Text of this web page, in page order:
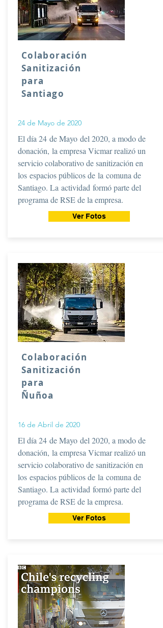
Colaboración
Sanitización
para
Santiago
24 de Mayo de 2020
El día 24 de Mayo del 2020, a modo de
donación, la empresa Vicmar realizó un
servicio colaborativo de sanitización en
los espacios públicos de la comuna de
Santiago. La actividad formó parte del
programa de RSE de la empresa.
Ver Fotos
Colaboración
Sanitización
para
Ñuñoa
16 de Abril de 2020
El día 24 de Mayo del 2020, a modo de
donación, la empresa Vicmar realizó un
servicio colaborativo de sanitización en
los espacios públicos de la comuna de
Santiago. La actividad formó parte del
programa de RSE de la empresa.
Ver Fotos